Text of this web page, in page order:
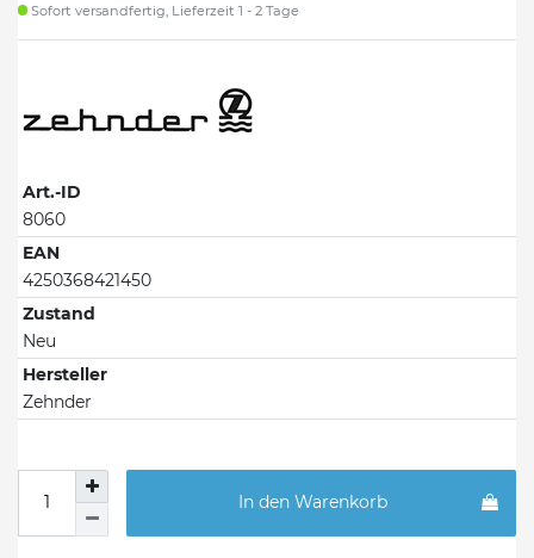
Sofort versandfertig, Lieferzeit 1 - 2 Tage
Art.-ID
8060
EAN
4250368421450
Zustand
Neu
Hersteller
Zehnder
In den Warenkorb